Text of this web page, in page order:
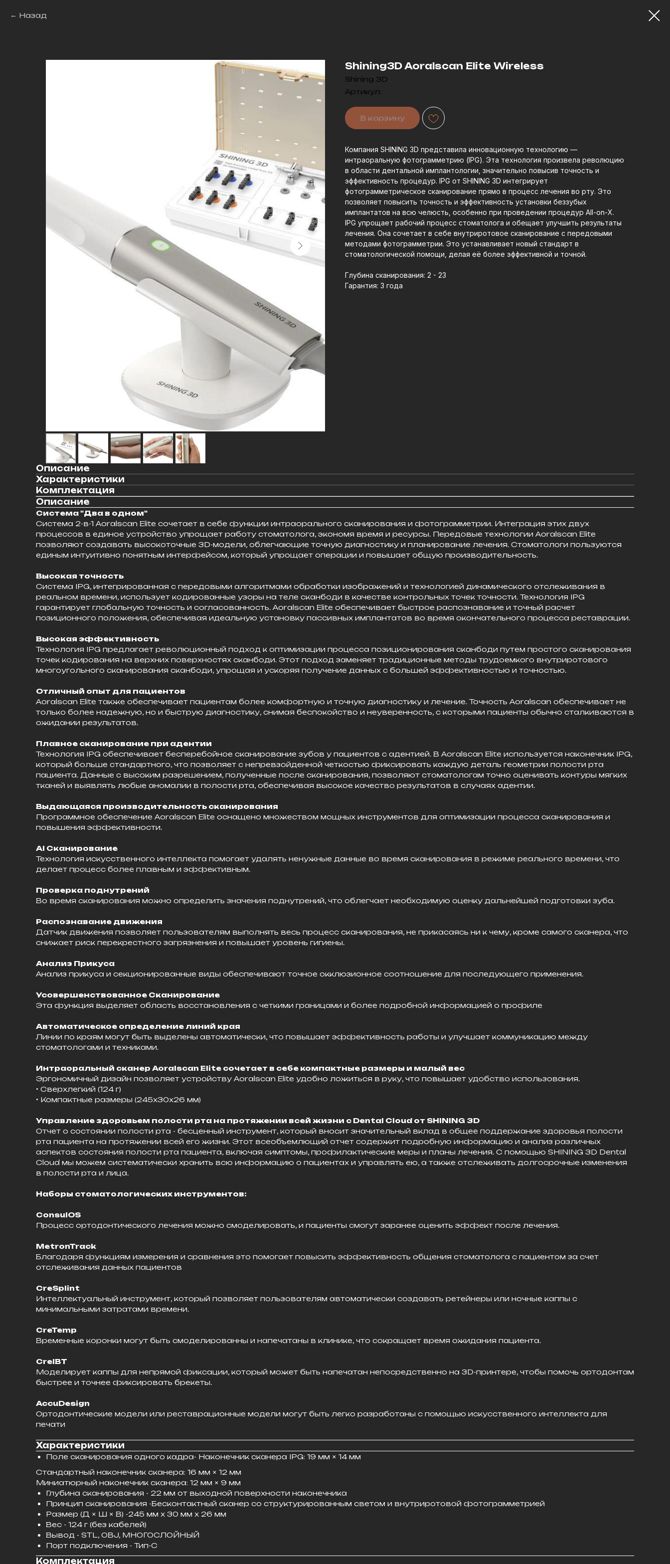
Назад
Shining3D Aoralscan Elite Wireless
Shining 3D
Артикул:
В корзину
Компания SHINING 3D представила инновационную технологию —
интраоральную фотограмметрию (IPG). Эта технология произвела революцию
в области дентальной имплантологии, значительно повысив точность и
эффективность процедур. IPG от SHINING 3D интегрирует
фотограмметрическое сканирование прямо в процесс лечения во рту. Это
позволяет повысить точность и эффективность установки беззубых
имплантатов на всю челюсть, особенно при проведении процедур All-on-X.
IPG упрощает рабочий процесс стоматолога и обещает улучшить результаты
лечения. Она сочетает в себе внутриротовое сканирование с передовыми
методами фотограмметрии. Это устанавливает новый стандарт в
стоматологической помощи, делая её более эффективной и точной.
Глубина сканирования: 2 - 23
Гарантия: 3 года
Описание
Характеристики
Комплектация
Описание
Система "Два в одном"
Система 2-в-1 Aoralscan Elite сочетает в себе функции интраорального сканирования и фотограмметрии. Интеграция этих двух
процессов в единое устройство упрощает работу стоматолога, экономя время и ресурсы. Передовые технологии Aoralscan Elite
позволяют создавать высокоточные 3D-модели, облегчающие точную диагностику и планирование лечения. Стоматологи пользуются
единым интуитивно понятным интерфейсом, который упрощает операции и повышает общую производительность.
Высокая точность
Система IPG, интегрированная с передовыми алгоритмами обработки изображений и технологией динамического отслеживания в
реальном времени, использует кодированные узоры на теле сканбоди в качестве контрольных точек точности. Технология IPG
гарантирует глобальную точность и согласованность. Aoralscan Elite обеспечивает быстрое распознавание и точный расчет
позиционного положения, обеспечивая идеальную установку пассивных имплантатов во время окончательного процесса реставрации.
Высокая эффективность
Технология IPG предлагает революционный подход к оптимизации процесса позиционирования сканбоди путем простого сканирования
точек кодирования на верхних поверхностях сканбоди. Этот подход заменяет традиционные методы трудоемкого внутриротового
многоугольного сканирования сканбоди, упрощая и ускоряя получение данных с большей эффективностью и точностью.
Отличный опыт для пациентов
Aoralscan Elite также обеспечивает пациентам более комфортную и точную диагностику и лечение. Точность Aoralscan обеспечивает не
только более надежную, но и быструю диагностику, снимая беспокойство и неуверенность, с которыми пациенты обычно сталкиваются в
ожидании результатов.
Плавное сканирование при адентии
Технология IPG обеспечивает бесперебойное сканирование зубов у пациентов с адентией. В Aoralscan Elite используется наконечник IPG,
который больше стандартного, что позволяет с непревзойденной четкостью фиксировать каждую деталь геометрии полости рта
пациента. Данные с высоким разрешением, полученные после сканирования, позволяют стоматологам точно оценивать контуры мягких
тканей и выявлять любые аномалии в полости рта, обеспечивая высокое качество результатов в случаях адентии.
Выдающаяся производительность сканирования
Программное обеспечение Aoralscan Elite оснащено множеством мощных инструментов для оптимизации процесса сканирования и
повышения эффективности.
AI Сканирование
Технология искусственного интеллекта помогает удалять ненужные данные во время сканирования в режиме реального времени, что
делает процесс более плавным и эффективным.
Проверка поднутрений
Во время сканирования можно определить значения поднутрений, что облегчает необходимую оценку дальнейшей подготовки зуба.
Распознавание движения
Датчик движения позволяет пользователям выполнять весь процесс сканирования, не прикасаясь ни к чему, кроме самого сканера, что
снижает риск перекрестного загрязнения и повышает уровень гигиены.
Анализ Прикуса
Анализ прикуса и секционированные виды обеспечивают точное окклюзионное соотношение для последующего применения.
Усовершенствованное Сканирование
Эта функция выделяет область восстановления с четкими границами и более подробной информацией о профиле
Автоматическое определение линий края
Линии по краям могут быть выделены автоматически, что повышает эффективность работы и улучшает коммуникацию между
стоматологами и техниками.
Интраоральный сканер Aoralscan Elite сочетает в себе компактные размеры и малый вес
Эргономичный дизайн позволяет устройству Aoralscan Elite удобно ложиться в руку, что повышает удобство использования.
• Сверхлегкий (124 г)
• Компактные размеры (245x30x26 мм)
Управление здоровьем полости рта на протяжении всей жизни с Dental Cloud от SHINING 3D
Отчет о состоянии полости рта - бесценный инструмент, который вносит значительный вклад в общее поддержание здоровья полости
рта пациента на протяжении всей его жизни. Этот всеобъемлющий отчет содержит подробную информацию и анализ различных
аспектов состояния полости рта пациента, включая симптомы, профилактические меры и планы лечения. С помощью SHINING 3D Dental
Cloud мы можем систематически хранить всю информацию о пациентах и управлять ею, а также отслеживать долгосрочные изменения
в полости рта и лица.
Наборы стоматологических инструментов:
ConsulOS
Процесс ортодонтического лечения можно смоделировать, и пациенты смогут заранее оценить эффект после лечения.
MetronTrack
Благодаря функциям измерения и сравнения это помогает повысить эффективность общения стоматолога с пациентом за счет
отслеживания данных пациентов
CreSplint
Интеллектуальный инструмент, который позволяет пользователям автоматически создавать ретейнеры или ночные каппы с
минимальными затратами времени.
CreTemp
Временные коронки могут быть смоделированны и напечатаны в клинике, что сокращает время ожидания пациента.
CreIBT
Моделирует каппы для непрямой фиксации, который может быть напечатан непосредственно на 3D-принтере, чтобы помочь ортодонтам
быстрее и точнее фиксировать брекеты.
AccuDesign
Ортодонтические модели или реставрационные модели могут быть легко разработаны с помощью искусственного интеллекта для
печати
Характеристики
Поле сканирования одного кадра- Наконечник сканера IPG: 19 мм × 14 мм
Стандартный наконечник сканера: 16 мм × 12 мм
Миниатюрный наконечник сканера: 12 мм × 9 мм
Глубина сканирования - 22 мм от выходной поверхности наконечника
Принцип сканирования -Бесконтактный сканер со структурированным светом и внутриротовой фотограмметрией
Размер (Д × Ш × В) -245 мм x 30 мм x 26 мм
Вес - 124 г (без кабелей)
Вывод - STL, OBJ, МНОГОСЛОЙНЫЙ
Порт подключения - Тип-C
Комплектация